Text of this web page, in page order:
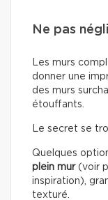
Ne pas
Les murs
donner une
des murs
étouffants.
Le secret se
Quelques
plein mur (voir
inspiration),
texturé.